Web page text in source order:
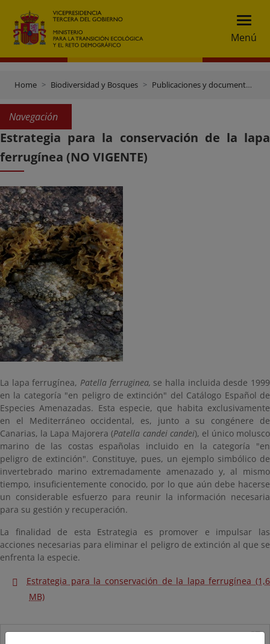
Menú
Home Biodiversidad y Bosques Publicaciones y documentación
Navegación
Estrategia para la conservación de la lapa
ferrugínea (NO VIGENTE)
La lapa ferrugínea, Patella ferruginea, se halla incluida desde 1999
en la categoría "en peligro de extinción" del Catálogo Español de
Especies Amenazadas. Esta especie, que habita exclusivamente
en el Mediterráneo occidental, es, junto a su congénere de
Canarias, la Lapa Majorera (Patella candei candei), el único molusco
marino de las costas españolas incluido en la categoría "en
peligro de extinción". Constituye, pues, un ejemplo simbólico de
invertebrado marino extremadamente amenazado y, al mismo
tiempo, insuficientemente conocido, por lo que aún debe hacerse
un considerable esfuerzo para reunir la información necesaria
para su gestión y recuperación.
La finalidad de esta Estrategia es promover e impulsar las
acciones necesarias para eliminar el peligro de extinción al que se
enfrenta la especie.
Estrategia para la conservación de la lapa ferrugínea (1,6
MB)
Novedades